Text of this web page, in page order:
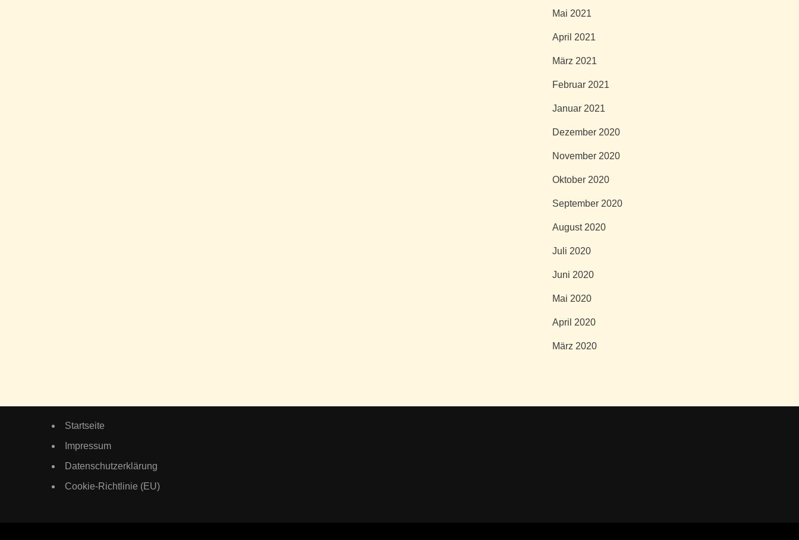
Mai 2021
April 2021
März 2021
Februar 2021
Januar 2021
Dezember 2020
November 2020
Oktober 2020
September 2020
August 2020
Juli 2020
Juni 2020
Mai 2020
April 2020
März 2020
Startseite
Impressum
Datenschutzerklärung
Cookie-Richtlinie (EU)